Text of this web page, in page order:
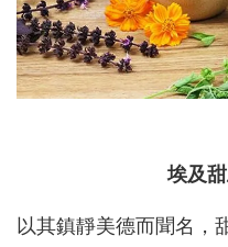
埃及
以其鎮靜美德而聞名，